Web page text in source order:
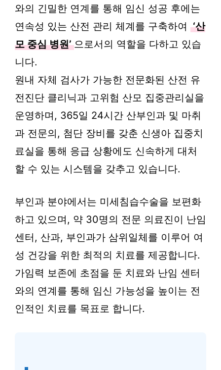
와의 긴밀한 연계를 통해 임신 성공 후에는
연속성 있는 산전 관리 체계를 구축하여 ‘산
모 중심 병원’ 으로서의 역할을 다하고 있습
니다.
원내 자체 검사가 가능한 전문화된 산전 유
전진단 클리닉과 고위험 산모 집중관리실을
운영하며, 365일 24시간 산부인과 및 마취
과 전문의, 첨단 장비를 갖춘 신생아 집중치
료실을 통해 응급 상황에도 신속하게 대처
할 수 있는 시스템을 갖추고 있습니다.
부인과 분야에서는 미세침습수술을 보편화
하고 있으며, 약 30명의 전문 의료진이 난임
센터, 산과, 부인과가 삼위일체를 이루어 여
성 건강을 위한 최적의 치료를 제공합니다.
가임력 보존에 초점을 둔 치료와 난임 센터
와의 연계를 통해 임신 가능성을 높이는 전
인적인 치료를 목표로 합니다.